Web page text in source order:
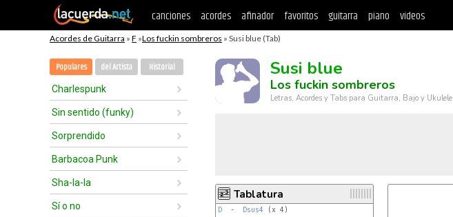
canciones acordes afinador favoritos guitarra piano videos
Acordes de Guitarra » F »Los fuckin sombreros » Susi blue (Tab)
Populares del Artista Historial
Charlespunk
Sin sentido (funky)
Sorprendido
Barbacoa Punk
Sha-la-la
Sí o no
Susi blue
Los fuckin sombreros
Letras, Acordes y Tabs para Guitarra, Bajo y Ukulele
Tablatura
D
  -
Dsus4 (x 4)